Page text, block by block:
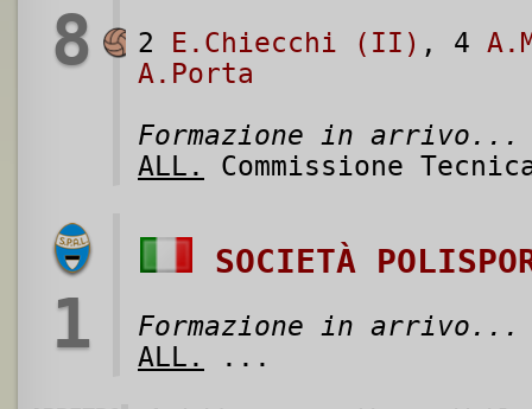
8 2 E.Chiecchi (II) , 4
A.Porta
Formazione in arrivo...
ALL.
Commissione
1
SOCIETÀ
Formazione in arrivo...
ALL.
...